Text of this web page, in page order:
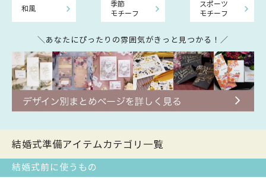
和風
季節
モチーフ
スポーツ
モチーフ
＼あなたにぴったりの雰囲気がきっと見つかる！／
結婚式準備アイテムカテゴリ一覧
結婚式前に使うもの